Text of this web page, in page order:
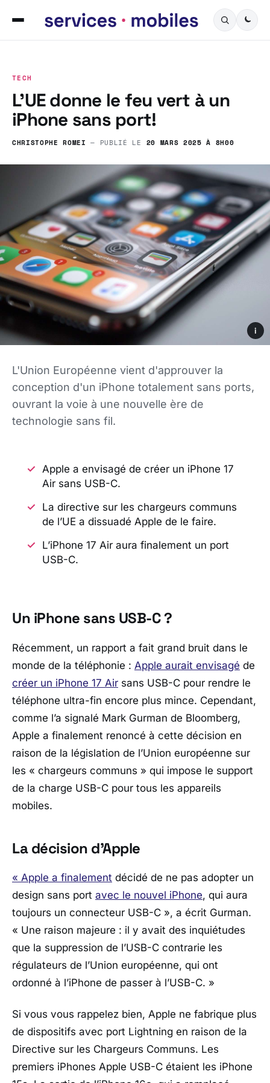
TECH
L’UE donne le feu vert à un
iPhone sans port!
CHRISTOPHE ROMEI — PUBLIÉ LE 20 MARS 2025 À 8H00
i
L'Union Européenne vient d'approuver la
conception d'un iPhone totalement sans ports,
ouvrant la voie à une nouvelle ère de
technologie sans fil.
Apple a envisagé de créer un iPhone 17
Air sans USB-C.
La directive sur les chargeurs communs
de l’UE a dissuadé Apple de le faire.
L’iPhone 17 Air aura finalement un port
USB-C.
Un iPhone sans USB-C ?
Récemment, un rapport a fait grand bruit dans le
monde de la téléphonie : Apple aurait envisagé de
créer un iPhone 17 Air sans USB-C pour rendre le
téléphone ultra-fin encore plus mince. Cependant,
comme l’a signalé Mark Gurman de Bloomberg,
Apple a finalement renoncé à cette décision en
raison de la législation de l’Union européenne sur
les « chargeurs communs » qui impose le support
de la charge USB-C pour tous les appareils
mobiles.
La décision d’Apple
« Apple a finalement décidé de ne pas adopter un
design sans port avec le nouvel iPhone, qui aura
toujours un connecteur USB-C », a écrit Gurman.
« Une raison majeure : il y avait des inquiétudes
que la suppression de l’USB-C contrarie les
régulateurs de l’Union européenne, qui ont
ordonné à l’iPhone de passer à l’USB-C. »
Si vous vous rappelez bien, Apple ne fabrique plus
de dispositifs avec port Lightning en raison de la
Directive sur les Chargeurs Communs. Les
premiers iPhones Apple USB-C étaient les iPhone